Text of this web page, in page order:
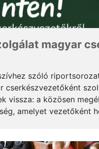
magyar
szóló
cserkészvezetőként
vissza: a közösen
amelyet vezetőként